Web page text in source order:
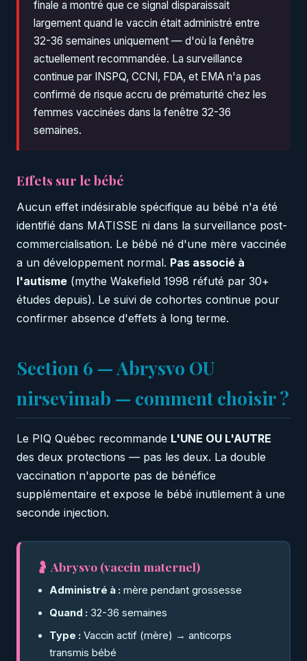
finale a montré que ce signal disparaissait
largement quand le vaccin était administré entre
32-36 semaines uniquement — d'où la fenêtre
actuellement recommandée. La surveillance
continue par INSPQ, CCNI, FDA, et EMA n'a pas
confirmé de risque accru de prématurité chez les
femmes vaccinées dans la fenêtre 32-36
semaines.
Effets sur le bébé
Aucun effet indésirable spécifique au bébé n'a été
identifié dans MATISSE ni dans la surveillance post-
commercialisation. Le bébé né d'une mère vaccinée
a un développement normal. Pas associé à
l'autisme (mythe Wakefield 1998 réfuté par 30+
études depuis). Le suivi de cohortes continue pour
confirmer absence d'effets à long terme.
Section 6 — Abrysvo OU
nirsevimab — comment choisir ?
Le PIQ Québec recommande L'UNE OU L'AUTRE
des deux protections — pas les deux. La double
vaccination n'apporte pas de bénéfice
supplémentaire et expose le bébé inutilement à une
seconde injection.
🤰 Abrysvo (vaccin maternel)
Administré à : mère pendant grossesse
Quand : 32-36 semaines
Type : Vaccin actif (mère) → anticorps
transmis bébé